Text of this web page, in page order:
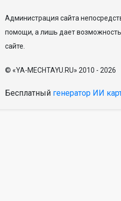
Администрация сайта
помощи, а лишь дает
сайте.
© «YA-MECHTAYU.RU» 2010 - 2026
Бесплатный генератор ИИ